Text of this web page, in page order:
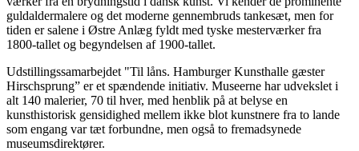
guldaldermalere og det moderne gennembruds tankesæt, men for
tiden er salene i Østre Anlæg fyldt med tyske mesterværker fra
1800-tallet og begyndelsen af 1900-tallet.
Udstillingssamarbejdet "Til låns. Hamburger Kunsthalle gæster
Hirschsprung” er et spændende initiativ. Museerne har udvekslet i
alt 140 malerier, 70 til hver, med henblik på at belyse en
kunsthistorisk gensidighed mellem ikke blot kunstnere fra to lande
som engang var tæt forbundne, men også to fremadsynede
museumsdirektører.